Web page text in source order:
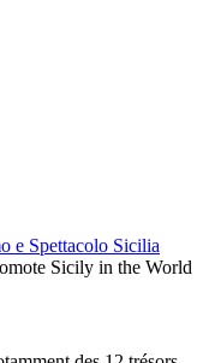
e Spettacolo Sicilia
Sicily in the World